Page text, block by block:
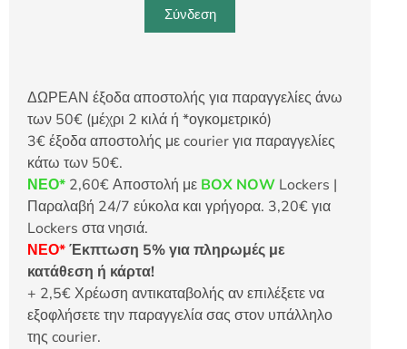
Σύνδεση
ΔΩΡΕΑΝ έξοδα αποστολής για παραγγελίες άνω
των 50€ (μέχρι 2 κιλά ή *ογκομετρικό)
3€ έξοδα αποστολής με courier για παραγγελίες
κάτω των 50€.
ΝΕΟ* 2,60€ Αποστολή με BOX NOW Lockers |
Παραλαβή 24/7 εύκολα και γρήγορα. 3,20€ για
Lockers στα νησιά.
ΝΕΟ*Έκπτωση 5% για πληρωμές με
κατάθεση ή κάρτα!
+ 2,5€ Χρέωση αντικαταβολής αν επιλέξετε να
εξοφλήσετε την παραγγελία σας στον υπάλληλο
της courier.